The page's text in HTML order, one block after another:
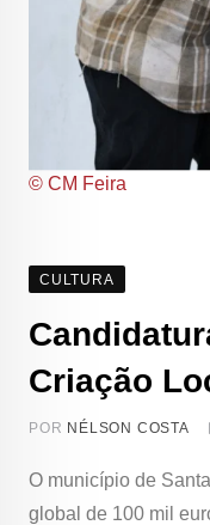
© CM Feira
CULTURA
Criação
POR NÉLSON COSTA
O município de
global de 100 mil